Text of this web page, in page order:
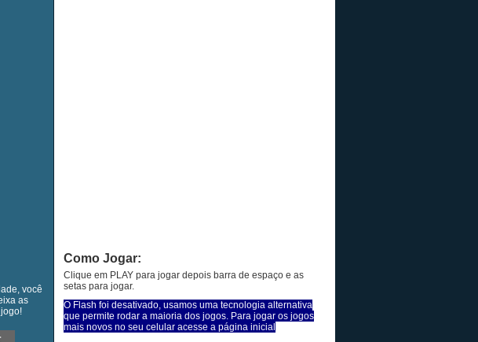
você
as
Como Jogar:
Clique em PLAY para jogar depois barra de espaço e as
setas para jogar.
O Flash foi desativado, usamos uma tecnologia alternativa
que permite rodar a maioria dos jogos. Para jogar os jogos
mais novos no seu celular acesse a página inicial